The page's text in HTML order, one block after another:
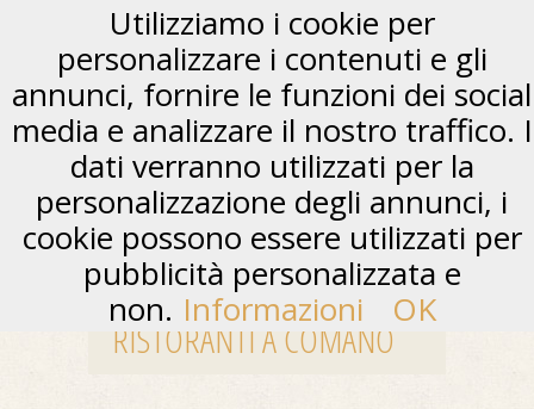
RISTORANTI A COMANO
Utilizziamo i cookie per
personalizzare i contenuti e gli
annunci, fornire le funzioni dei social
media e analizzare il nostro traffico. I
dati verranno utilizzati per la
personalizzazione degli annunci, i
cookie possono essere utilizzati per
pubblicità personalizzata e
non. Informazioni OK